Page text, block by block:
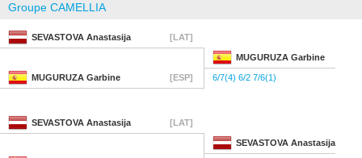
Groupe CAMELLIA
SEVASTOVA Anastasija [LAT]
MUGURUZA Garbine
MUGURUZA Garbine [ESP] 6/7(4) 6/2 7/6(1)
SEVASTOVA Anastasija [LAT]
SEVASTOVA Anastasija